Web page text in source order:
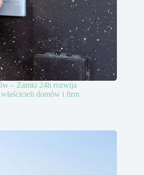
– Zamki 24h rozwija
właścicieli domów i firm